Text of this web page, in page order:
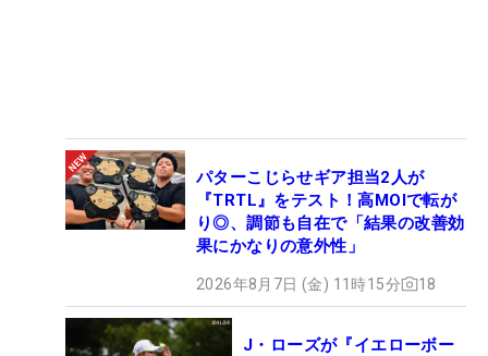
パターこじらせギア担当2人が
『TRTL』をテスト！高MOIで転が
り◎、調節も自在で「結果の改善効
果にかなりの意外性」
2026年8月7日 (金) 11時15分 18
J・ローズが『イエローボー